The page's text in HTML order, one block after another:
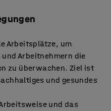
Arbeitsplätze, um
Arbeitnehmern die
zu überwachen. Ziel ist
und gesundes
und das